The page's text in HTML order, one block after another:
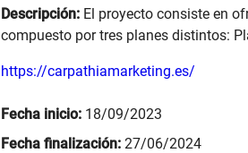
Descripción: El proyecto consiste en
compuesto por tres planes distintos:
https://carpathiamarketing.es/
Fecha inicio: 18/09/2023
Fecha finalización: 27/06/2024